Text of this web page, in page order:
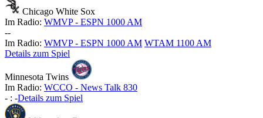
Chicago White Sox
Im Radio: WMVP - ESPN 1000 AM
--
Im Radio: WMVP - ESPN 1000 AM WTAM 1100 AM
Details zum Spiel
Minnesota Twins
Im Radio: WCCO - News Talk 830
- : -Details zum Spiel